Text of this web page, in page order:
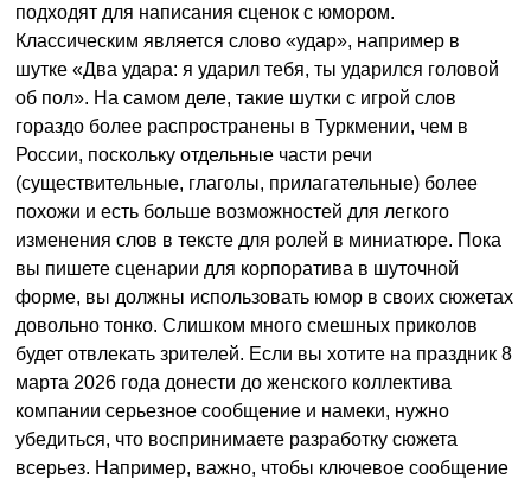
подходят для написания сценок с юмором.
Классическим является слово «удар», например в
шутке «Два удара: я ударил тебя, ты ударился головой
об пол». На самом деле, такие шутки с игрой слов
гораздо более распространены в Туркмении, чем в
России, поскольку отдельные части речи
(существительные, глаголы, прилагательные) более
похожи и есть больше возможностей для легкого
изменения слов в тексте для ролей в миниатюре. Пока
вы пишете сценарии для корпоратива в шуточной
форме, вы должны использовать юмор в своих сюжетах
довольно тонко. Слишком много смешных приколов
будет отвлекать зрителей. Если вы хотите на праздник 8
марта 2026 года донести до женского коллектива
компании серьезное сообщение и намеки, нужно
убедиться, что воспринимаете разработку сюжета
всерьез. Например, важно, чтобы ключевое сообщение